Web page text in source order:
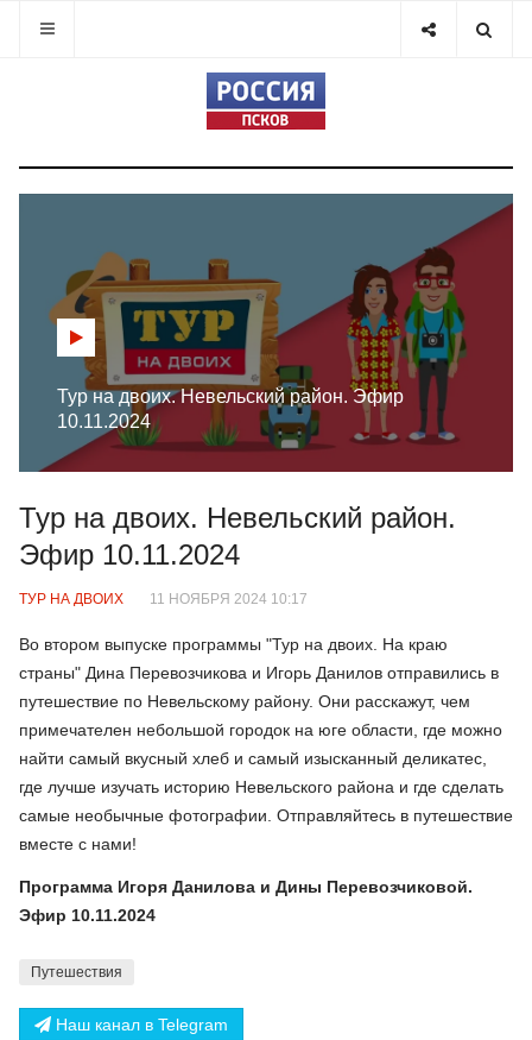
Тур на двоих. Невельский район. Эфир
10.11.2024
Тур на двоих. Невельский район.
Эфир 10.11.2024
ТУР НА ДВОИХ 11 НОЯБРЯ 2024 10:17
Во втором выпуске программы "Тур на двоих. На краю
страны" Дина Перевозчикова и Игорь Данилов отправились в
путешествие по Невельскому району. Они расскажут, чем
примечателен небольшой городок на юге области, где можно
найти самый вкусный хлеб и самый изысканный деликатес,
где лучше изучать историю Невельского района и где сделать
самые необычные фотографии. Отправляйтесь в путешествие
вместе с нами!
Программа Игоря Данилова и Дины Перевозчиковой.
Эфир 10.11.2024
Путешествия
Наш канал в Telegram